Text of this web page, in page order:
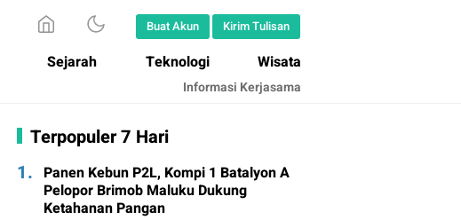
Buat Akun Kirim Tulisan
Sejarah Teknologi Wisata
Informasi Kerjasama
Terpopuler 7 Hari
1. Panen Kebun P2L, Kompi 1 Batalyon A
Pelopor Brimob Maluku Dukung
Ketahanan Pangan